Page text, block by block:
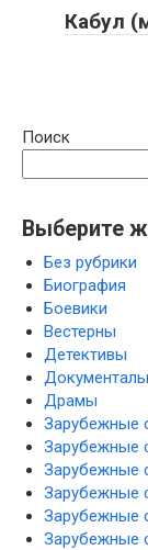
Кабул
Поиск
Выберите
Без рубрики
Биография
Боевики
Вестерны
Детективы
Драмы
Зарубежные
Зарубежные
Зарубежные
Зарубежные
Зарубежные
Зарубежные